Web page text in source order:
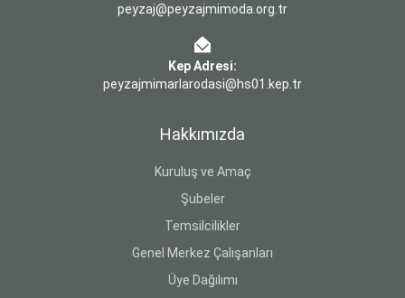
peyzaj@peyzajmimoda.org.tr
Kep Adresi:
peyzajmimarlarodasi@hs01.kep.tr
Hakkımızda
Kuruluş ve Amaç
Şubeler
Temsilcilikler
Genel Merkez Çalışanları
Üye Dağılımı